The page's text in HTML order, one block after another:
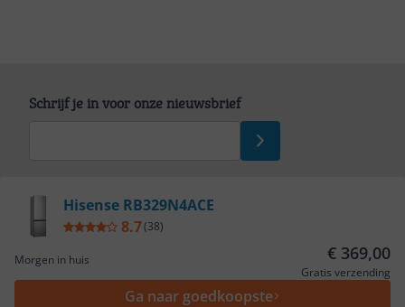
Hisense RB329N4ACE
8.7(38)
Morgen in huis € 369,00
Gratis verzending
Ga naar goedkoopste
Schrijf je in voor onze nieuwsbrief
Service